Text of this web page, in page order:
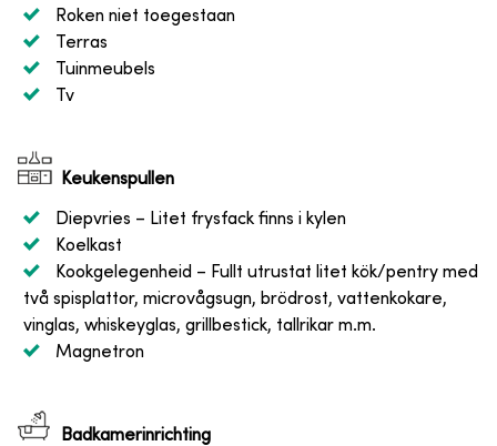
Roken niet toegestaan
Terras
Tuinmeubels
Tv
Keukenspullen
Diepvries – Litet frysfack finns i kylen
Koelkast
Kookgelegenheid – Fullt utrustat litet kök/pentry med
två spisplattor, microvågsugn, brödrost, vattenkokare,
vinglas, whiskeyglas, grillbestick, tallrikar m.m.
Magnetron
Badkamerinrichting